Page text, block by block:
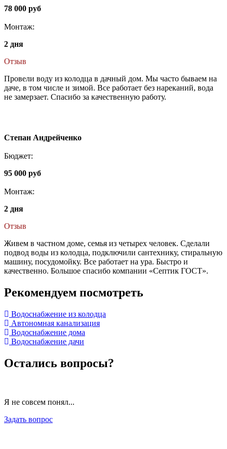
78 000 руб
Монтаж:
2 дня
Отзыв
Провели воду из колодца в дачный дом. Мы часто бываем на
даче, в том числе и зимой. Все работает без нареканий, вода
не замерзает. Спасибо за качественную работу.
Степан Андрейченко
Бюджет:
95 000 руб
Монтаж:
2 дня
Отзыв
Живем в частном доме, семья из четырех человек. Сделали
подвод воды из колодца, подключили сантехнику, стиральную
машину, посудомойку. Все работает на ура. Быстро и
качественно. Большое спасибо компании «Септик ГОСТ».
Рекомендуем посмотреть
Водоснабжение из колодца
Автономная канализация
Водоснабжение дома
Водоснабжение дачи
Остались вопросы?
Я не совсем понял...
Задать вопрос